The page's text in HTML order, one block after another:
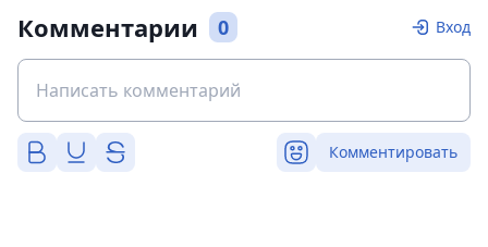
Комментарии 0 Вход
Комментировать